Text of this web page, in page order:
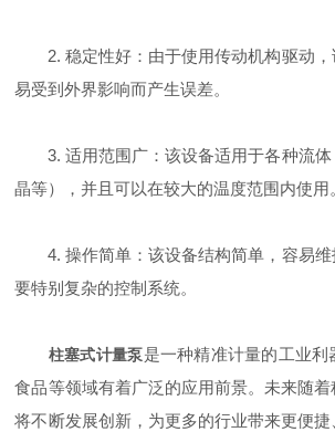
2. 稳定性好：由于使用传动机构驱动，
易受到外界影响而产生误差。
3. 适用范围广：该设备适用于各种流体
晶等），并且可以在较大的温度范围内使用
4. 操作简单：该设备结构简单，容易维
要特别复杂的控制系统。
柱塞式计量泵是一种精准计量的工业利
食品等领域有着广泛的应用前景。未来随
将不断发展创新，为更多的行业带来更便